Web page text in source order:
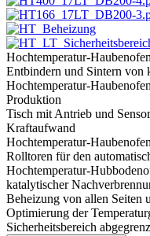
Hochtemperatur-
Entbindern und Sintern von
Hochtemperatur-
Produktion
Tisch mit Antrieb und
Kraftaufwand
Hochtemperatur-
Rolltoren für den
Hochtemperatur-
katalytischer
Beheizung von allen Seiten
Optimierung der
Sicherheitsbereich